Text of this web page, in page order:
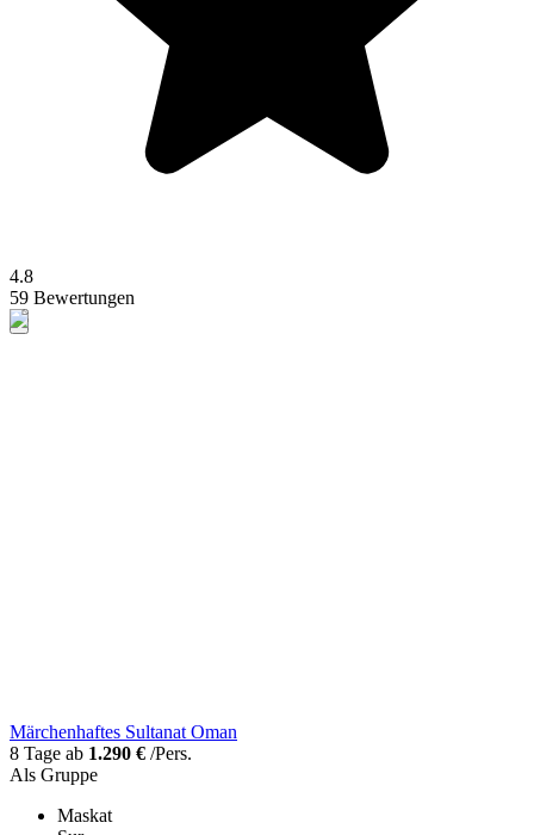
4.8
59 Bewertungen
Märchenhaftes Sultanat Oman
8 Tage ab 1.290 € /Pers.
Als Gruppe
Maskat